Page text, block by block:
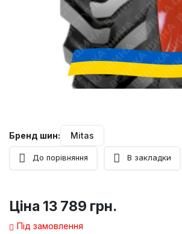
Бренд шин: Mitas
До порівняння В закладки
Ціна 13 789 грн.
Під замовлення